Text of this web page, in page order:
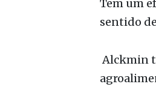
milhões
passado,
sentido